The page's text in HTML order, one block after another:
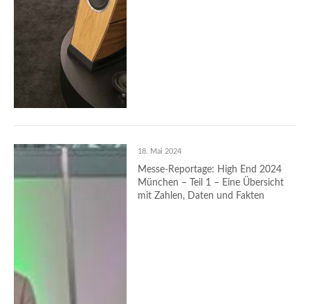
18. Mai 2024
Messe-Reportage: High End 2024
München – Teil 1 – Eine Übersicht
mit Zahlen, Daten und Fakten